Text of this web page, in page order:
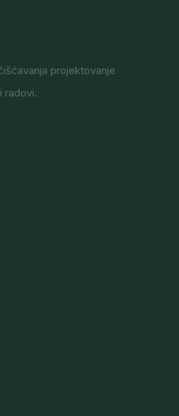
projektovanje
radovi.